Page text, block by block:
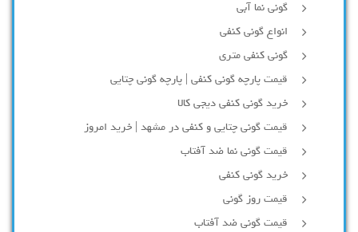
گونی نما آبی
انواع گونی کنفی
گونی کنفی متری
قیمت پارچه گونی کنفی | پارچه گونی چتایی
خرید گونی کنفی دیجی کالا
قیمت گونی چتایی و کنفی در مشهد | خرید امروز
قیمت گونی نما ضد آفتاب
خرید گونی کنفی
قیمت روز گونی
قیمت گونی ضد آفتاب